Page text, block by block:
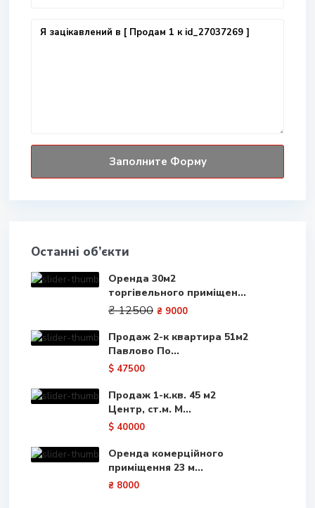
Останні об’єкти
Оренда 30м2
торгівельного приміщен...
₴ 12500 ₴ 9000
Продаж 2-к квартира 51м2
Павлово По...
$ 47500
Продаж 1-к.кв. 45 м2
Центр, ст.м. М...
$ 40000
Оренда комерційного
приміщення 23 м...
₴ 8000